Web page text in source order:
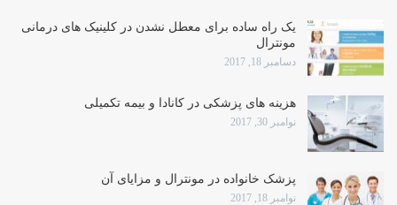
یک راه ساده برای معطل نشدن در کلینیک های درمانی
مونترال
دسامبر 18, 2017
هزینه های پزشکی در کانادا و بیمه تکمیلی
نوامبر 30, 2017
پزشک خانواده در مونترال و مزایای آن
نوامبر 18, 2017